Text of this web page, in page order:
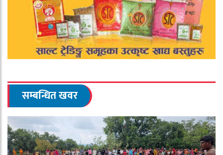
सम्बन्धित खवर